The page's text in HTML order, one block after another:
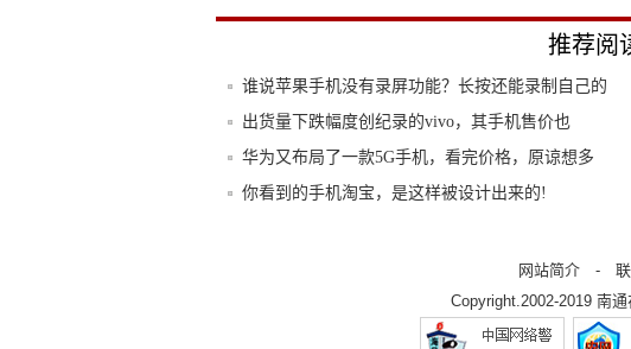
推荐阅
谁说苹果手机没有录屏功能？长按还能录制自己的
出货量下跌幅度创纪录的vivo，其手机售价也
华为又布局了一款5G手机，看完价格，原谅想多
你看到的手机淘宝，是这样被设计出来的!
5G手机价格齐亮相，售价均过万！华为总裁曝光
网站简介 -
Copyright.2002-2019 南通